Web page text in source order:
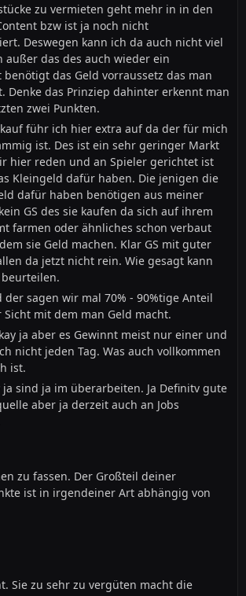
zu vermieten geht mehr in in den
bzw ist ja noch nicht
Deswegen kann ich da auch nicht viel
außer das des auch wieder ein
das Geld vorraussetz das man
Denke das Prinziep dahinter erkennt man
zwei Punkten.
führ ich hier extra auf da der für mich
ist. Des ist ein sehr geringer Markt
hier reden und an Spieler gerichtet ist
Kleingeld dafür haben. Die jenigen die
dafür haben benötigen aus meiner
GS des sie kaufen da sich auf ihrem
farmen oder ähnliches schon verbaut
sie Geld machen. Klar GS mit guter
da jetzt nicht rein. Wie gesagt kann
der sagen wir mal 70% - 90%tige Anteil
Sicht mit dem man Geld macht.
ja aber es Gewinnt meist nur einer und
nicht jeden Tag. Was auch vollkommen
ist.
ja sind ja im überarbeiten. Ja Definitv gute
aber ja derzeit auch an Jobs
zu fassen. Der Großteil deiner
ist in irgendeiner Art abhängig von
Sie zu sehr zu vergüten macht die